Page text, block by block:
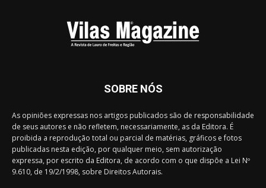
SOBRE NÓS
As opiniões expressas nos artigos publicados são de responsabilidade
de seus autores e não refletem, necessariamente, as da Editora. É
proibida a reprodução total ou parcial de matérias, gráficos e fotos
publicadas nesta edição, por qualquer meio, sem autorização
expressa, por escrito da Editora, de acordo com o que dispõe a Lei Nº
9.610, de 19/2/1998, sobre Direitos Autorais.